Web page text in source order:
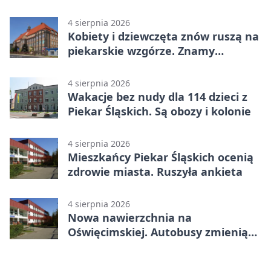
4 sierpnia 2026
Kobiety i dziewczęta znów ruszą na
piekarskie wzgórze. Znamy
4 sierpnia 2026
Wakacje bez nudy dla 114 dzieci z
Piekar Śląskich. Są obozy i kolonie
4 sierpnia 2026
Mieszkańcy Piekar Śląskich ocenią
zdrowie miasta. Ruszyła ankieta
4 sierpnia 2026
Nowa nawierzchnia na
Oświęcimskiej. Autobusy zmienią